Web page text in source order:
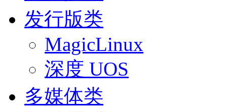
发行版类
MagicLinux
深度 UOS
多媒体类